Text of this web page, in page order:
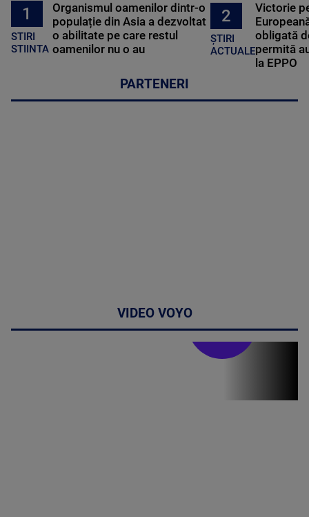
1
STIRI
STIINTA
Organismul oamenilor dintr-o
populație din Asia a dezvoltat
o abilitate pe care restul
oamenilor nu o au
2
ȘTIRI
ACTUALE
Victorie
obligată
permită
la EPPO
PARTENERI
VIDEO VOYO